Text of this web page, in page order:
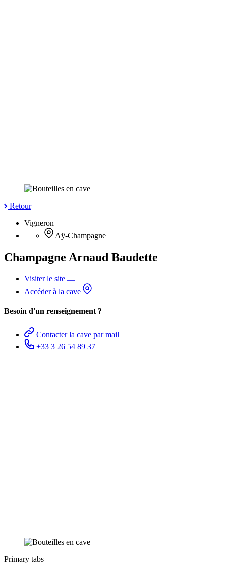
Retour
Vigneron
Aÿ-Champagne
Champagne Arnaud Baudette
Visiter le site
Accéder à la cave
Besoin d'un renseignement ?
Contacter la cave par mail
+33 3 26 54 89 37
Primary tabs